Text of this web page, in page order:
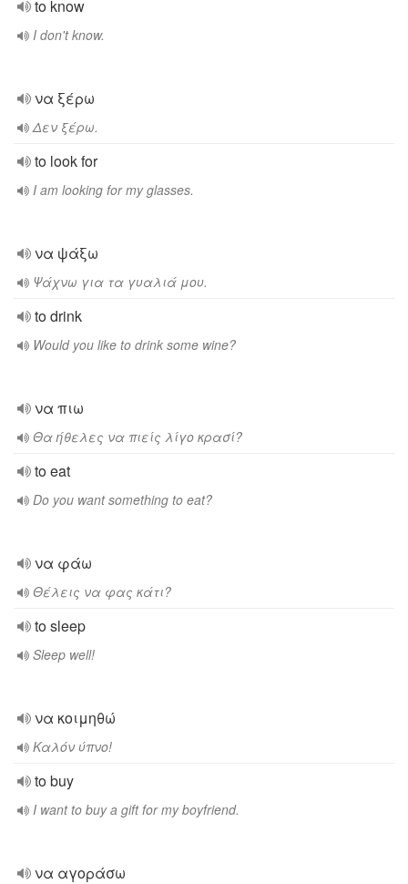
to know
I don't know.
να ξέρω
Δεν ξέρω.
to look for
I am looking for my glasses.
να ψάξω
Ψάχνω για τα γυαλιά μου.
to drink
Would you like to drink some wine?
να πιω
Θα ήθελες να πιείς λίγο κρασί?
to eat
Do you want something to eat?
να φάω
Θέλεις να φας κάτι?
to sleep
Sleep well!
να κοιμηθώ
Καλόν ύπνο!
to buy
I want to buy a gift for my boyfriend.
να αγοράσω